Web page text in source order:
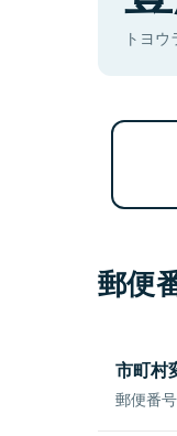
トヨウ
郵便
市町村
郵便番